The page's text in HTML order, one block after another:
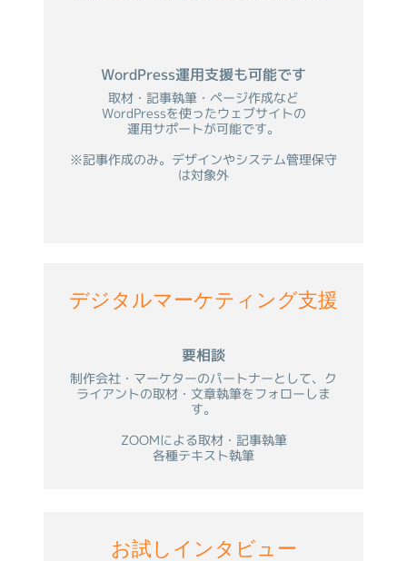
WordPress運用支援も可能です
取材・記事執筆・ページ作成など
WordPressを使ったウェブサイトの
運用サポートが可能です。
※記事作成のみ。デザインやシステム管理保守
は対象外
デジタルマーケティング支援
要相談
制作会社・マーケターのパートナーとして、ク
ライアントの取材・文章執筆をフォローしま
す。
ZOOMによる取材・記事執筆
各種テキスト執筆
お試しインタビュー